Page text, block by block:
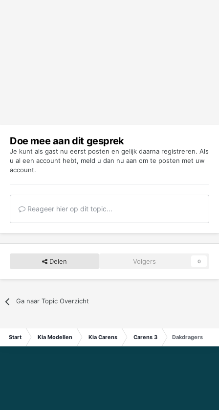
Doe mee aan dit gesprek
Je kunt als gast nu eerst posten en gelijk daarna registreren. Als
u al een account hebt, meld u dan nu aan om te posten met uw
account.
Reageer hier op dit topic...
Delen Volgers 0
Ga naar Topic Overzicht
Start Kia Modellen Kia Carens Carens 3 Dakdragers